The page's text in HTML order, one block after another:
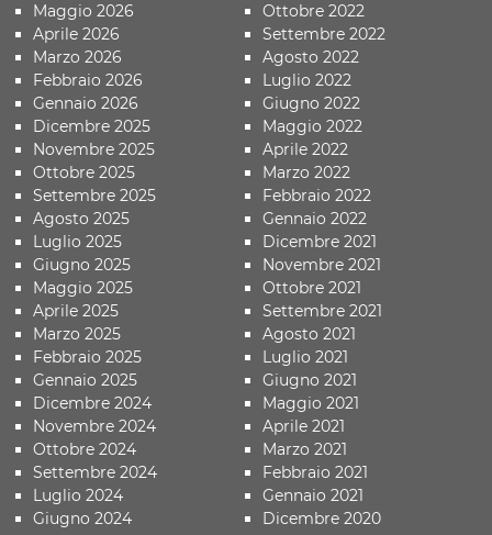
Maggio 2026
Aprile 2026
Marzo 2026
Febbraio 2026
Gennaio 2026
Dicembre 2025
Novembre 2025
Ottobre 2025
Settembre 2025
Agosto 2025
Luglio 2025
Giugno 2025
Maggio 2025
Aprile 2025
Marzo 2025
Febbraio 2025
Gennaio 2025
Dicembre 2024
Novembre 2024
Ottobre 2024
Settembre 2024
Luglio 2024
Giugno 2024
Ottobre 2022
Settembre 2022
Agosto 2022
Luglio 2022
Giugno 2022
Maggio 2022
Aprile 2022
Marzo 2022
Febbraio 2022
Gennaio 2022
Dicembre 2021
Novembre 2021
Ottobre 2021
Settembre 2021
Agosto 2021
Luglio 2021
Giugno 2021
Maggio 2021
Aprile 2021
Marzo 2021
Febbraio 2021
Gennaio 2021
Dicembre 2020